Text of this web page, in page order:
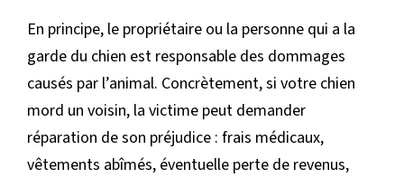
En principe, le propriétaire ou la personne qui a la
garde du chien est responsable des dommages
causés par l’animal. Concrètement, si votre chien
mord un voisin, la victime peut demander
réparation de son préjudice : frais médicaux,
vêtements abîmés, éventuelle perte de revenus,